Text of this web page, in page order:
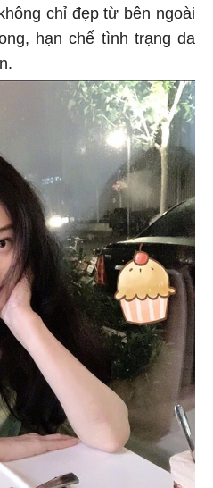
chỉ đẹp từ bên ngoài
hạn chế tình trạng da